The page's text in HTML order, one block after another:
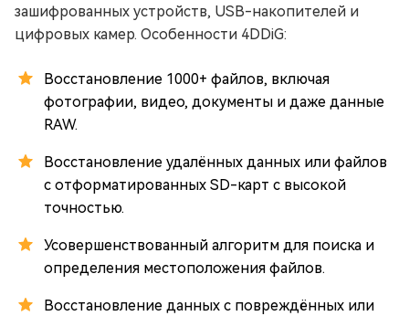
зашифрованных устройств, USB-накопителей и
цифровых камер. Особенности 4DDiG:
Восстановление 1000+ файлов, включая
фотографии, видео, документы и даже данные
RAW.
Восстановление удалённых данных или файлов
с отформатированных SD-карт с высокой
точностью.
Усовершенствованный алгоритм для поиска и
определения местоположения файлов.
Восстановление данных с повреждённых или